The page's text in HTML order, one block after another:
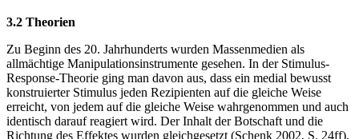
3.2 Theorien
Zu Beginn des 20. Jahrhunderts wurden Massenmedien als
allmächtige Manipulationsinstrumente gesehen. In der Stimulus-
Response-Theorie ging man davon aus, dass ein medial bewusst
konstruierter Stimulus jeden Rezipienten auf die gleiche Weise
erreicht, von jedem auf die gleiche Weise wahrgenommen und auch
identisch darauf reagiert wird. Der Inhalt der Botschaft und die
Richtung des Effektes wurden gleichgesetzt (Schenk 2002, S. 24ff),